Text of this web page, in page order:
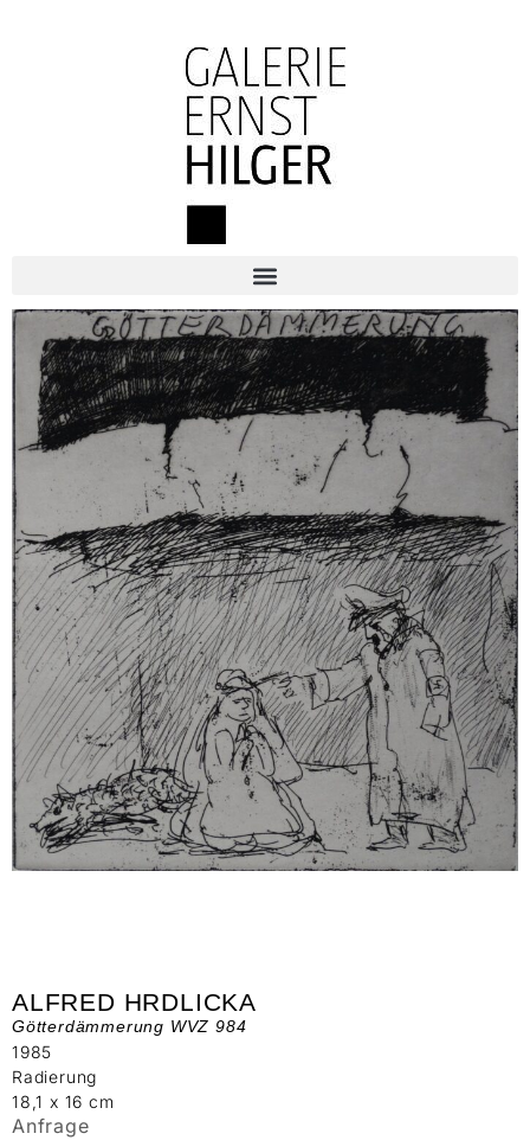
ALFRED HRDLICKA
Götterdämmerung WVZ 984
1985
Radierung
18,1 x 16 cm
Anfrage